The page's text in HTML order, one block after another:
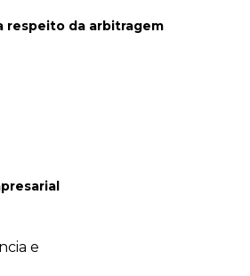
respeito da arbitragem